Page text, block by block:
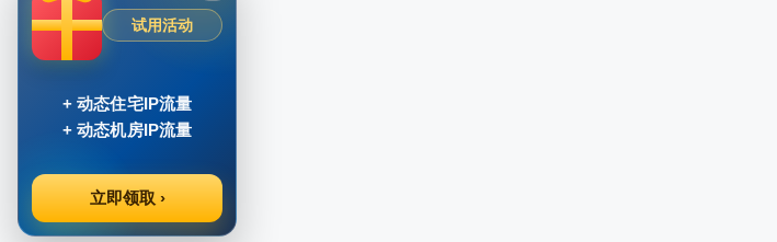
试用活动
+ 动态住宅IP流量
+ 动态机房IP流量
立即领取 ›